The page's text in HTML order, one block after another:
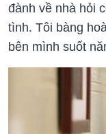
đành về nhà hỏi
tình. Tôi bàng
bên mình suốt